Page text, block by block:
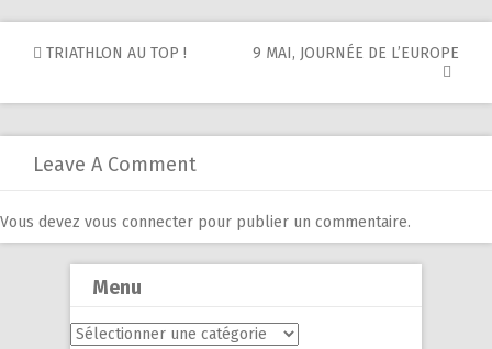
Post
TRIATHLON AU TOP ! 9 MAI, JOURNÉE DE L’EUROPE
Leave A Comment
Vous devez vous connecter pour publier un commentaire.
Menu
Menu